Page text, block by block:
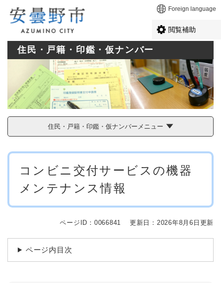
メニューを飛ばして本文へ Foreign language
閲覧補助
住民・戸籍・印鑑・仮ナンバー
住民・戸籍・印鑑・仮ナンバーメニュー
本
コンビニ交付サービスの機器
メンテナンス情報
ページID：0066841 更新日：2026年8月6日更新
ページ内目次